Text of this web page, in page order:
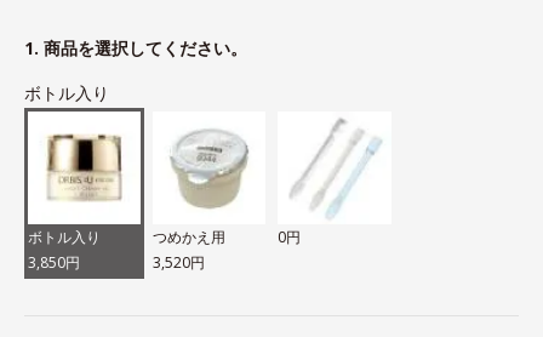
1. 商品を選択してください。
ボトル入り
ボトル入り
3,850円
つめかえ用
3,520円
0円